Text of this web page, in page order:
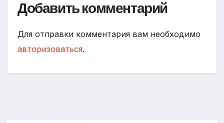
Добавить комментарий
Для отправки комментария вам необходимо
авторизоваться.